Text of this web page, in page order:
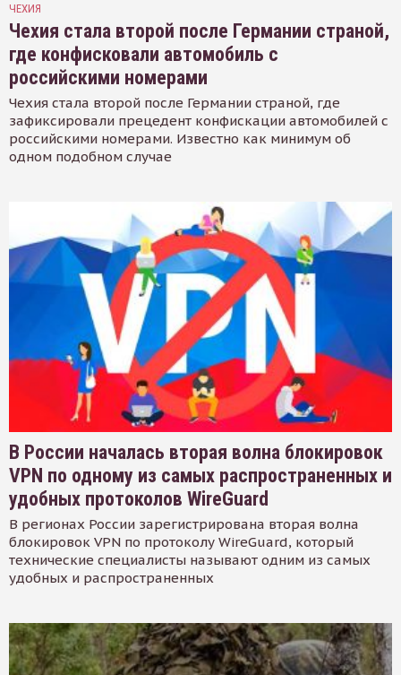
ЧЕХИЯ
Чехия стала второй после Германии страной,
где конфисковали автомобиль с
российскими номерами
Чехия стала второй после Германии страной, где
зафиксировали прецедент конфискации автомобилей с
российскими номерами. Известно как минимум об
одном подобном случае
В России началась вторая волна блокировок
VPN по одному из самых распространенных и
удобных протоколов WireGuard
В регионах России зарегистрирована вторая волна
блокировок VPN по протоколу WireGuard, который
технические специалисты называют одним из самых
удобных и распространенных